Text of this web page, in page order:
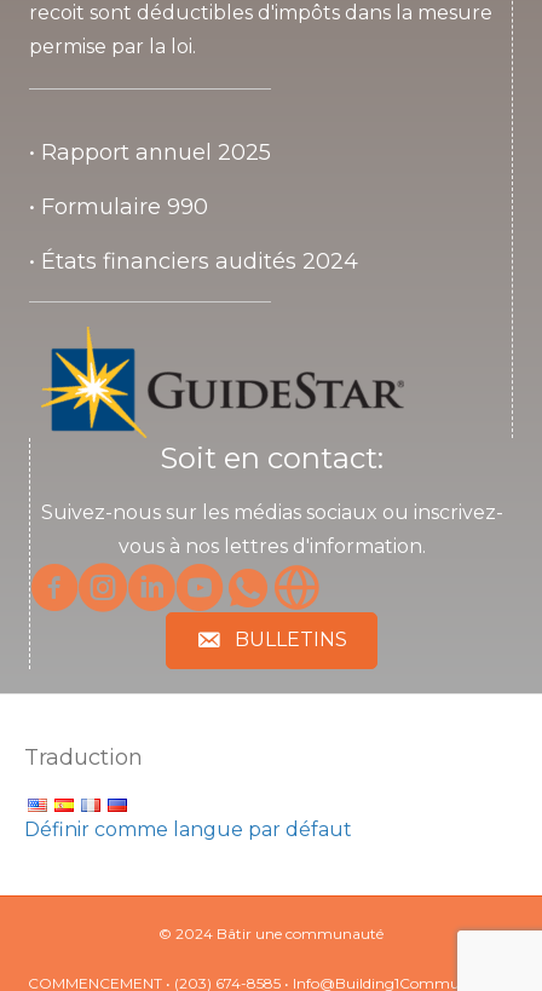
recoit sont déductibles d'impôts dans la mesure
permise par la loi.
• Rapport annuel 2025
• Formulaire 990
• États financiers audités 2024
Soit en contact:
Suivez-nous sur les médias sociaux ou inscrivez-
vous à nos lettres d'information.
BULLETINS
Traduction
Définir comme langue par défaut
© 2024 Bâtir une communauté
COMMENCEMENT• (203) 674-8585 • Info@Building1Community.org